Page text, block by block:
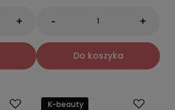
+ - +
Do koszyka
K-beauty